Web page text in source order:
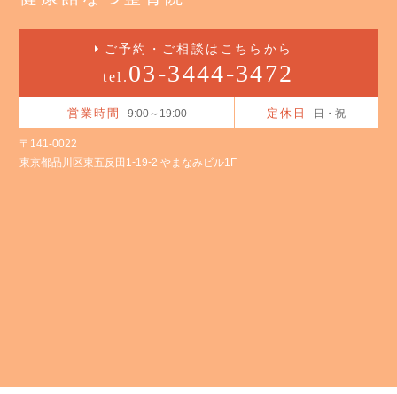
ご予約・ご相談はこちらから
tel. 03-3444-3472
営業時間 9:00～19:00 定休日 日・祝
〒141-0022
東京都品川区東五反田1-19-2 やまなみビル1F